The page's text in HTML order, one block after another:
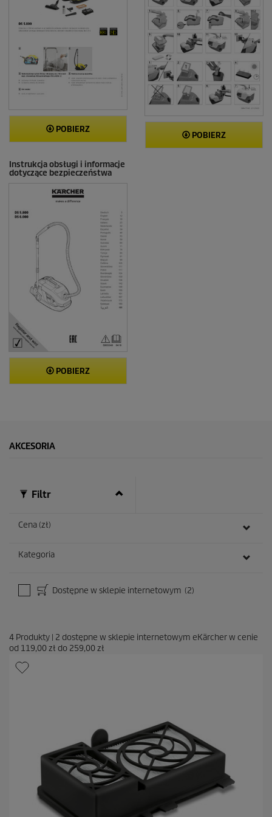
POBIERZ
POBIERZ
Instrukcja obsługi i informacje
dotyczące bezpieczeństwa
POBIERZ
AKCESORIA
Filtr
Cena (zł)
Kategoria
Dostępne w sklepie internetowym (2)
4 Produkty | 2 dostępne w sklepie internetowym eKärcher w cenie
od 119,00 zł do 259,00 zł